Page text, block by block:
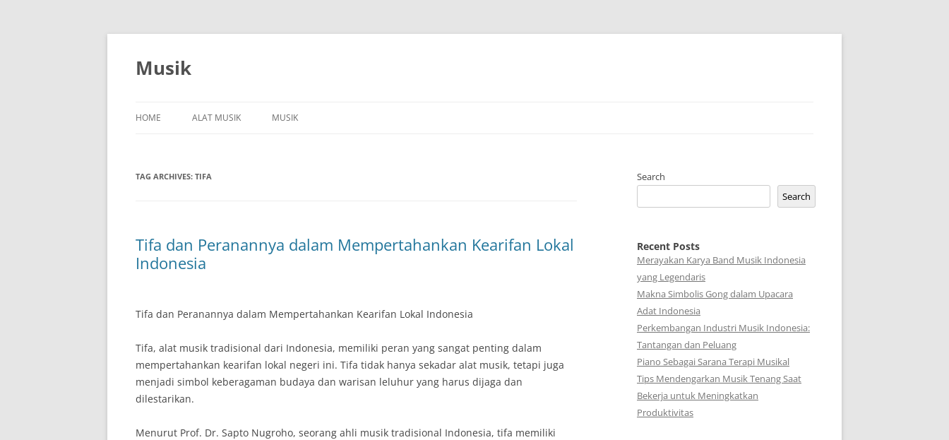
Skip
Musik
HOME ALAT MUSIK MUSIK
TAG ARCHIVES: TIFA
Tifa dan Peranannya dalam Mempertahankan Kearifan Lokal
Indonesia
Tifa dan Peranannya dalam Mempertahankan Kearifan Lokal Indonesia
Tifa, alat musik tradisional dari Indonesia, memiliki peran yang sangat penting dalam
mempertahankan kearifan lokal negeri ini. Tifa tidak hanya sekadar alat musik, tetapi juga
menjadi simbol keberagaman budaya dan warisan leluhur yang harus dijaga dan
dilestarikan.
Menurut Prof. Dr. Sapto Nugroho, seorang ahli musik tradisional Indonesia, tifa memiliki
Search
Search
Recent Posts
Merayakan Karya Band Musik Indonesia
yang Legendaris
Makna Simbolis Gong dalam Upacara
Adat Indonesia
Perkembangan Industri Musik Indonesia:
Tantangan dan Peluang
Piano Sebagai Sarana Terapi Musikal
Tips Mendengarkan Musik Tenang Saat
Bekerja untuk Meningkatkan
Produktivitas